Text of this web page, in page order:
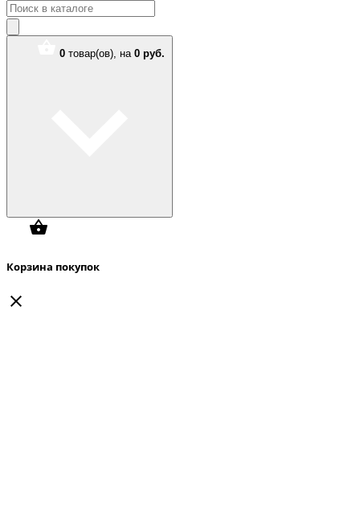
0 товар(ов), на 0 руб.
Корзина покупок